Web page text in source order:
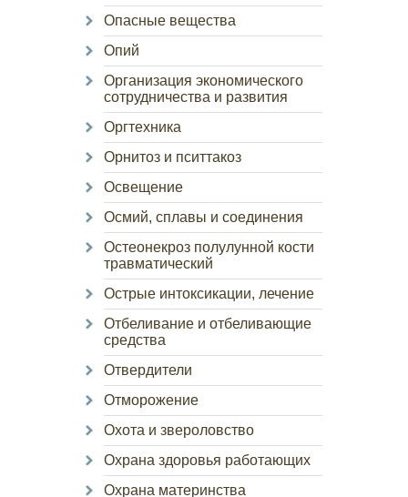
Опасные вещества
Опий
Организация экономического
сотрудничества и развития
Оргтехника
Орнитоз и пситтакоз
Освещение
Осмий, сплавы и соединения
Остеонекроз полулунной кости
травматический
Острые интоксикации, лечение
Отбеливание и отбеливающие
средства
Отвердители
Отморожение
Охота и звероловство
Охрана здоровья работающих
Охрана материнства